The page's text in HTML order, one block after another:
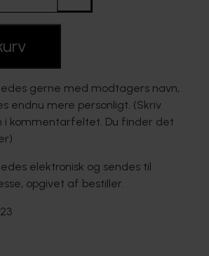
gerne med modtagers navn,
endnu mere personligt. (Skriv
i kommentarfeltet. Du finder det
elektronisk og sendes til
opgivet af bestiller.